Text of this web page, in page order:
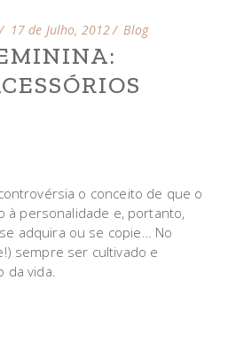
17 de Julho, 2012 Blog
o conceito de que o
à personalidade e, portanto,
adquira ou se copie… No
sempre ser cultivado e
da vida.